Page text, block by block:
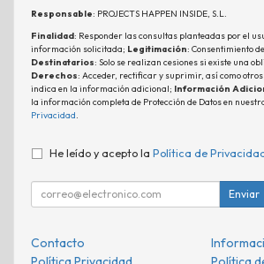
Responsable: PROJECTS HAPPEN INSIDE, S.L.
Finalidad: Responder las consultas planteadas por el
información solicitada; Legitimación: Consentimiento
Destinatarios: Solo se realizan cesiones si existe una
Derechos: Acceder, rectificar y suprimir, así como otros
indica en la información adicional; Información
la información completa de Protección de Datos en
Privacidad.
He leído y acepto la Política de
Enviar
Contacto